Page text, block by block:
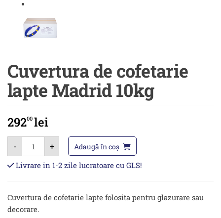
Cuvertura de cofetarie
lapte Madrid 10kg
29200 lei
-
Cantitate
Cuvertura
de
cofetarie
lapte
+ Adaugă în coș
Livrare in 1-2 zile lucratoare cu GLS!
Cuvertura de cofetarie lapte folosita pentru glazurare sau
decorare.